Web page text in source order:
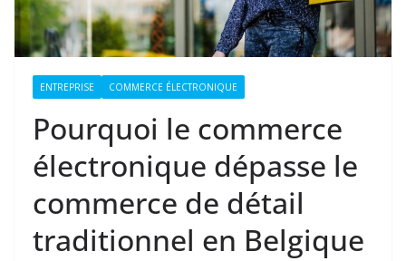
ENTREPRISE COMMERCE ÉLECTRONIQUE
Pourquoi le commerce
électronique dépasse le
commerce de détail
traditionnel en Belgique